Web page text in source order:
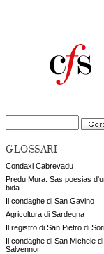
GLOSSARI
Condaxi Cabrevadu
Predu Mura. Sas poesias
bida
Il condaghe di San Gavino
Agricoltura di Sardegna
Il registro di San Pietro di
Il condaghe di San Michele di
Salvennor